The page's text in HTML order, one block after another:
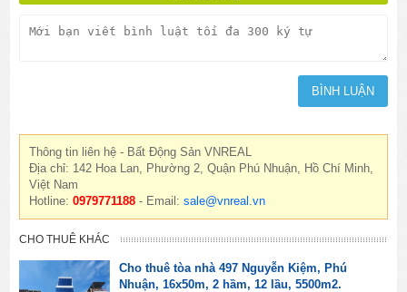
Thông tin liên hệ - Bất Động Sản VNREAL
Địa chỉ: 142 Hoa Lan, Phường 2, Quận Phú Nhuận, Hồ Chí Minh,
Việt Nam
Hotline:0979771188 - Email:sale@vnreal.vn
CHO THUÊ KHÁC
Cho thuê tòa nhà 497 Nguyễn Kiệm, Phú
Nhuận, 16x50m, 2 hầm, 12 lầu, 5500m2.